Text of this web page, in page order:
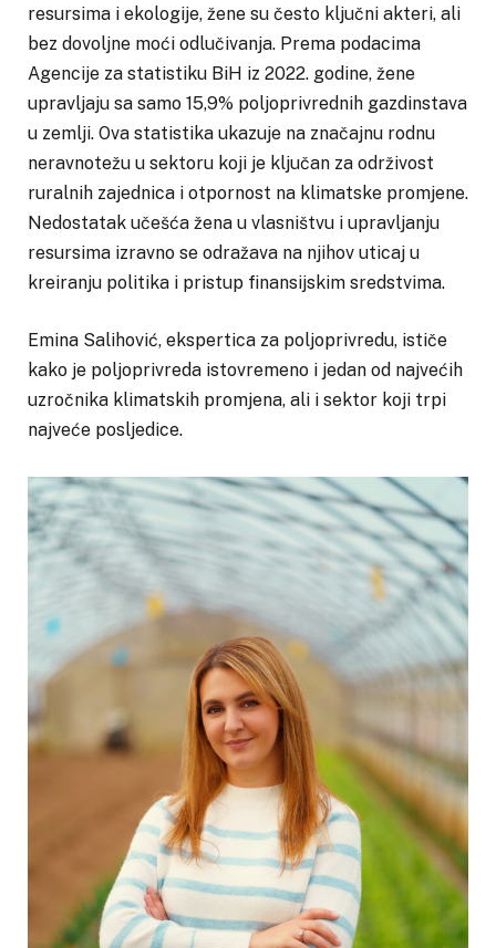
resursima i ekologije, žene su često ključni akteri, ali
bez dovoljne moći odlučivanja. Prema podacima
Agencije za statistiku BiH iz 2022. godine, žene
upravljaju sa samo 15,9% poljoprivrednih gazdinstava
u zemlji. Ova statistika ukazuje na značajnu rodnu
neravnotežu u sektoru koji je ključan za održivost
ruralnih zajednica i otpornost na klimatske promjene.
Nedostatak učešća žena u vlasništvu i upravljanju
resursima izravno se odražava na njihov uticaj u
kreiranju politika i pristup finansijskim sredstvima.
Emina Salihović, ekspertica za poljoprivredu, ističe
kako je poljoprivreda istovremeno i jedan od najvećih
uzročnika klimatskih promjena, ali i sektor koji trpi
najveće posljedice.